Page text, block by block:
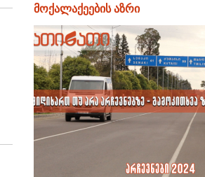
მოქალაქეების აზრი